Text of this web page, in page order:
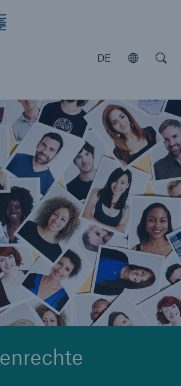
DE
Öffnen
© Plume Creative / Getty Images
für Versicherer
for insurance